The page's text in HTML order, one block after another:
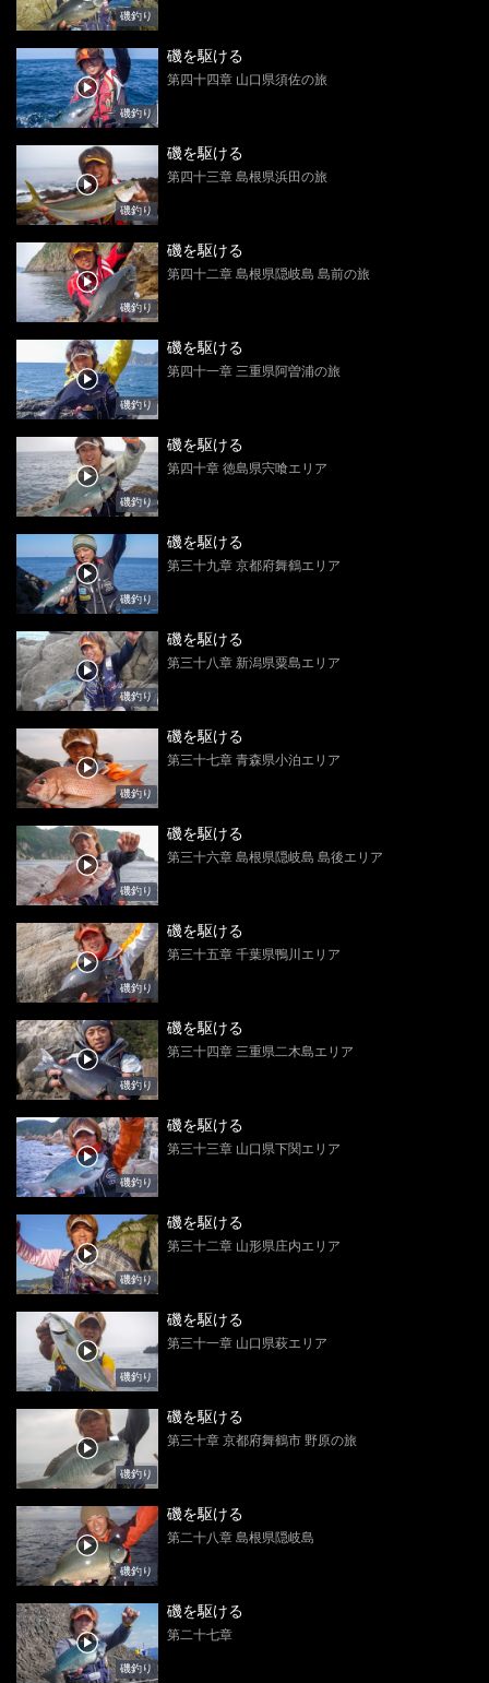
磯釣り
磯釣り
磯を駆ける
第四十四章 山口県須佐の旅
磯釣り
磯を駆ける
第四十三章 島根県浜田の旅
磯釣り
磯を駆ける
第四十二章 島根県隠岐島 島前の旅
磯釣り
磯を駆ける
第四十一章 三重県阿曽浦の旅
磯釣り
磯を駆ける
第四十章 徳島県宍喰エリア
磯釣り
磯を駆ける
第三十九章 京都府舞鶴エリア
磯釣り
磯を駆ける
第三十八章 新潟県粟島エリア
磯釣り
磯を駆ける
第三十七章 青森県小泊エリア
磯釣り
磯を駆ける
第三十六章 島根県隠岐島 島後エリア
磯釣り
磯を駆ける
第三十五章 千葉県鴨川エリア
磯釣り
磯を駆ける
第三十四章 三重県二木島エリア
磯釣り
磯を駆ける
第三十三章 山口県下関エリア
磯釣り
磯を駆ける
第三十二章 山形県庄内エリア
磯釣り
磯を駆ける
第三十一章 山口県萩エリア
磯釣り
磯を駆ける
第三十章 京都府舞鶴市 野原の旅
磯釣り
磯を駆ける
第二十八章 島根県隠岐島
磯釣り
磯を駆ける
第二十七章